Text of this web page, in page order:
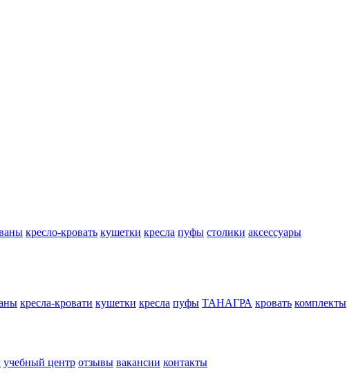
кресло-кровать кушетки кресла пуфы столики аксессуары
кресла-кровати кушетки кресла пуфы ТАНАГРА кровать комплекты
учебный центр отзывы вакансии контакты